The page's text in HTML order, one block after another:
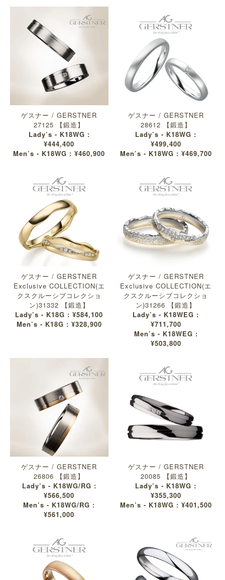
ゲスナー / GERSTNER
27125 【鍛造】
Lady’s - K18WG :
¥444,400
Men’s - K18WG : ¥460,900
ゲスナー / GERSTNER
28612 【鍛造】
Lady’s - K18WG :
¥499,400
Men’s - K18WG : ¥469,700
ゲスナー / GERSTNER
Exclusive COLLECTION(エ
クスクルーシブコレクショ
ン)31332 【鍛造】
Lady’s - K18G : ¥584,100
Men’s - K18G : ¥328,900
ゲスナー / GERSTNER
Exclusive COLLECTION(エ
クスクルーシブコレクショ
ン)31266 【鍛造】
Lady’s - K18WEG :
¥711,700
Men’s - K18WEG :
¥503,800
ゲスナー / GERSTNER
26806 【鍛造】
Lady’s - K18WG/RG :
¥566,500
Men’s - K18WG/RG :
¥561,000
ゲスナー / GERSTNER
20085 【鍛造】
Lady’s - K18WG :
¥355,300
Men’s - K18WG : ¥401,500